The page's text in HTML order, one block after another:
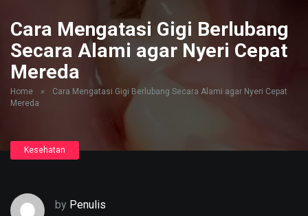
Cara Mengatasi Gigi Berlubang
Secara Alami agar Nyeri Cepat
Mereda
Home »
Cara Mengatasi Gigi Berlubang Secara Alami agar Nyeri Cepat
Mereda
Kesehatan
by Penulis